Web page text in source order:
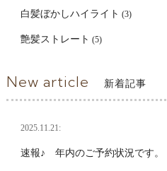
白髪ぼかしハイライト (3)
艶髪ストレート (5)
New article 新着記事
2025.11.21:
速報♪ 年内のご予約状況です。